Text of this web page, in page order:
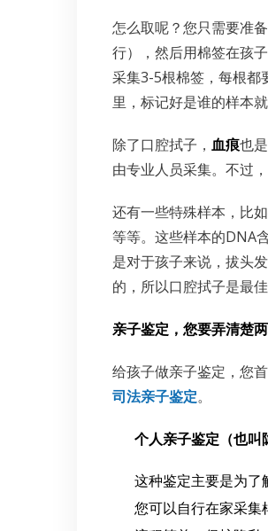
怎么取呢？您只需要准
行），然后用棉签在孩
采集3-5根棉签，每根都
里，标记好是谁的样本
除了口腔拭子， 血痕也
由专业人员采集。不过
还有一些特殊样本，比如
等等。这些样本的DNA
是对于孩子来说，拔头
的，所以口腔拭子是最佳
亲子鉴定，您要弄清楚
给孩子做亲子鉴定，您
司法亲子鉴定。
个人亲子鉴定（也叫
这种鉴定主要是为了
您可以自行在家采集